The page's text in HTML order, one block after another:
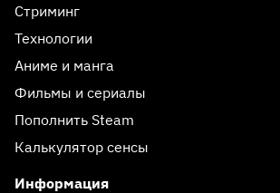
Стриминг
Технологии
Аниме и манга
Фильмы и сериалы
Пополнить Steam
Калькулятор сенсы
Информация